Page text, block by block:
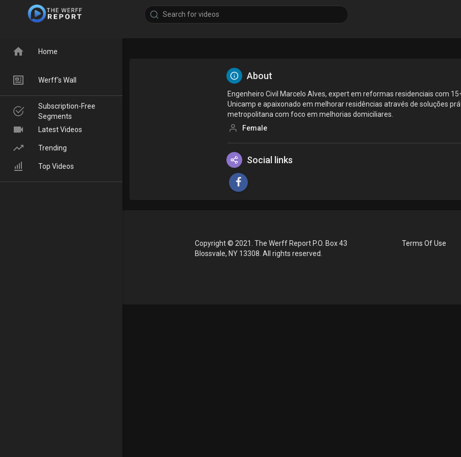
About
Engenheiro Civil Marcelo Alves, expert em reformas residenciais com
Unicamp e apaixonado em melhorar residências através de soluções
metropolitana com foco em melhorias domiciliares.
Female
Social links
Copyright © 2021. The Werff Report P.O. Box 43
Blossvale, NY 13308. All rights reserved.
Terms Of Use
Home
Werff's Wall
Subscription-Free
Segments
Latest Videos
Trending
Top Videos